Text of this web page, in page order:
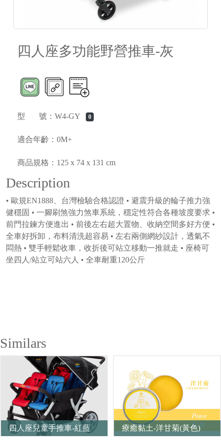
四人座多功能野營推車-灰
型 號：W4-GY 0
適合年齡：0M+
商品規格：125 x 74 x 131 cm
Description
• 歐規EN1888、台灣檢驗合格認證 • 避震升級的輪子推力強
健穩固 • 一腳刷煞強力煞車系統，穩定性符合各種坡度要求 •
前門拉鍊方便進出 • 前後左右超大置物、收納空間多好方便 •
全車好拆卸，布料清洗超容易 • 左右兩側網紗設計，透氣不
悶熱 • 雙手輕鬆收車，收折後可站立移動一推就走 • 座椅可
坐四人/站立可站六人 • 全車耐重120公斤
Similars
四人座兒童手推車-紅藍 療癒黏土-洋甘菊(黃色)